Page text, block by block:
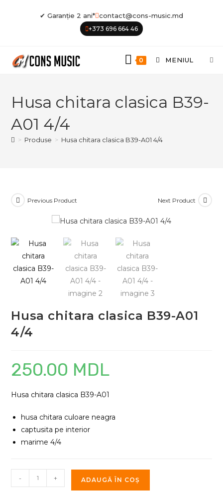
✔ Garanție 2 ani* contact@cons-music.md
+373 696 664 46
0 MENIUL
Husa chitara clasica B39-
A01 4/4
> Produse > Husa chitara clasica B39-A01 4/4
Previous Product Next Product
Husa chitara clasica B39-A01
4/4
250.00 MDL
Husa chitara clasica B39-A01
husa chitara culoare neagra
captusita pe interior
marime 4/4
Cantitate
Husa
- + ADAUGĂ ÎN COȘ